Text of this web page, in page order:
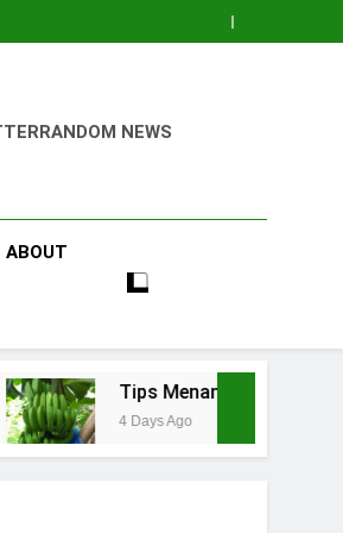
RANDOM NEWS
ABOUT
Tips Menanam Pisang : Pentingnya
4 Days Ago